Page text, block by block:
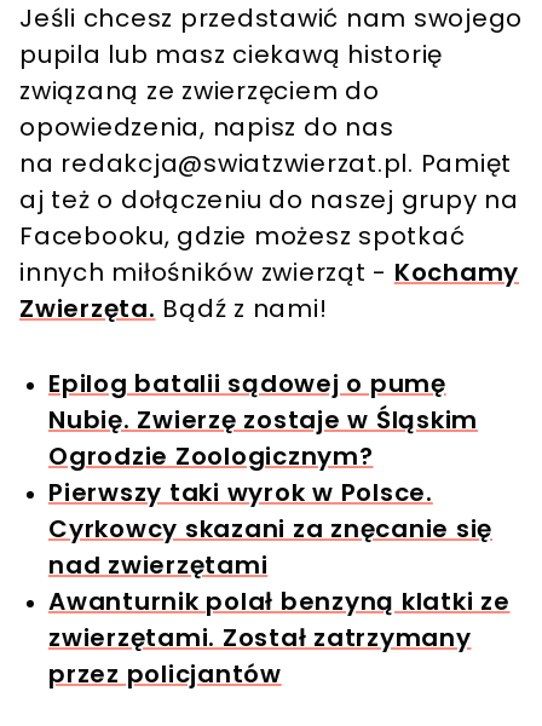
Jeśli chcesz przedstawić nam swojego
pupila lub masz ciekawą historię
związaną ze zwierzęciem do
opowiedzenia, napisz do nas
na redakcja@swiatzwierzat.pl. Pamięt
aj też o dołączeniu do naszej grupy na
Facebooku, gdzie możesz spotkać
innych miłośników zwierząt - Kochamy
Zwierzęta. Bądź z nami!
Epilog batalii sądowej o pumę
Nubię. Zwierzę zostaje w Śląskim
Ogrodzie Zoologicznym?
Pierwszy taki wyrok w Polsce.
Cyrkowcy skazani za znęcanie się
nad zwierzętami
Awanturnik polał benzyną klatki ze
zwierzętami. Został zatrzymany
przez policjantów